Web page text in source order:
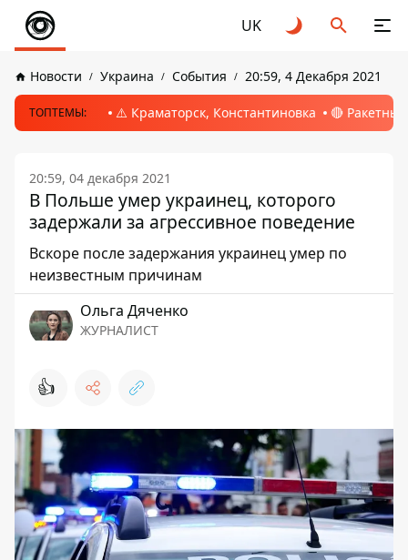
UK
Новости Украина События 20:59, 4 Декабря 2021
ТОПТЕМЫ: ⚠️ Краматорск, Константиновка 🔴
20:59, 04 декабря 2021
В Польше умер украинец, которого
задержали за агрессивное поведение
Вскоре после задержания украинец умер по
неизвестным причинам
Ольга Дяченко
ЖУРНАЛИСТ
👍